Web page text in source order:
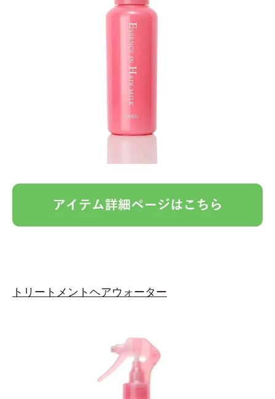
トリートメントヘアウォーター